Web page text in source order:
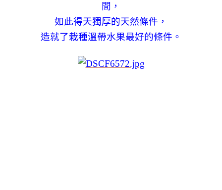
間，
如此得天獨厚的天然條件，
造就了栽種溫帶水果最好的條件。